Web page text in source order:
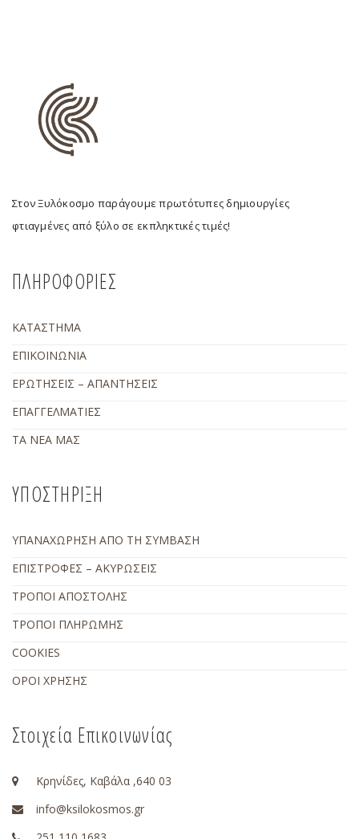
Στον Ξυλόκοσμο παράγουμε πρωτότυπες δημιουργίες
φτιαγμένες από ξύλο σε εκπληκτικές τιμές!
ΠΛΗΡΟΦΟΡΙΕΣ
ΚΑΤΑΣΤΗΜΑ
ΕΠΙΚΟΙΝΩΝΙΑ
ΕΡΩΤΗΣΕΙΣ – ΑΠΑΝΤΗΣΕΙΣ
ΕΠΑΓΓΕΛΜΑΤΙΕΣ
ΤΑ ΝΕΑ ΜΑΣ
ΥΠΟΣΤΗΡΙΞΗ
ΥΠΑΝΑΧΩΡΗΣΗ ΑΠΟ ΤΗ ΣΥΜΒΑΣΗ
ΕΠΙΣΤΡΟΦΕΣ – ΑΚΥΡΩΣΕΙΣ
ΤΡΟΠΟΙ ΑΠΟΣΤΟΛΗΣ
ΤΡΟΠΟΙ ΠΛΗΡΩΜΗΣ
COOKIES
ΟΡΟΙ ΧΡΗΣΗΣ
Στοιχεία Επικοινωνίας
Κρηνίδες, Καβάλα ,640 03
info@ksilokosmos.gr